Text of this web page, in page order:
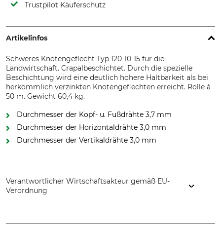
Trustpilot Käuferschutz
Artikelinfos
Schweres Knotengeflecht Typ 120-10-15 für die
Landwirtschaft. Crapalbeschichtet. Durch die spezielle
Beschichtung wird eine deutlich höhere Haltbarkeit als bei
herkömmlich verzinkten Knotengeflechten erreicht. Rolle à
50 m. Gewicht 60,4 kg.
Durchmesser der Kopf- u. Fußdrähte 3,7 mm
Durchmesser der Horizontaldrähte 3,0 mm
Durchmesser der Vertikaldrähte 3,0 mm
Verantwortlicher Wirtschaftsakteur gemäß EU-
Verordnung
Luxembourg, www.corporate.arcelormittal.com